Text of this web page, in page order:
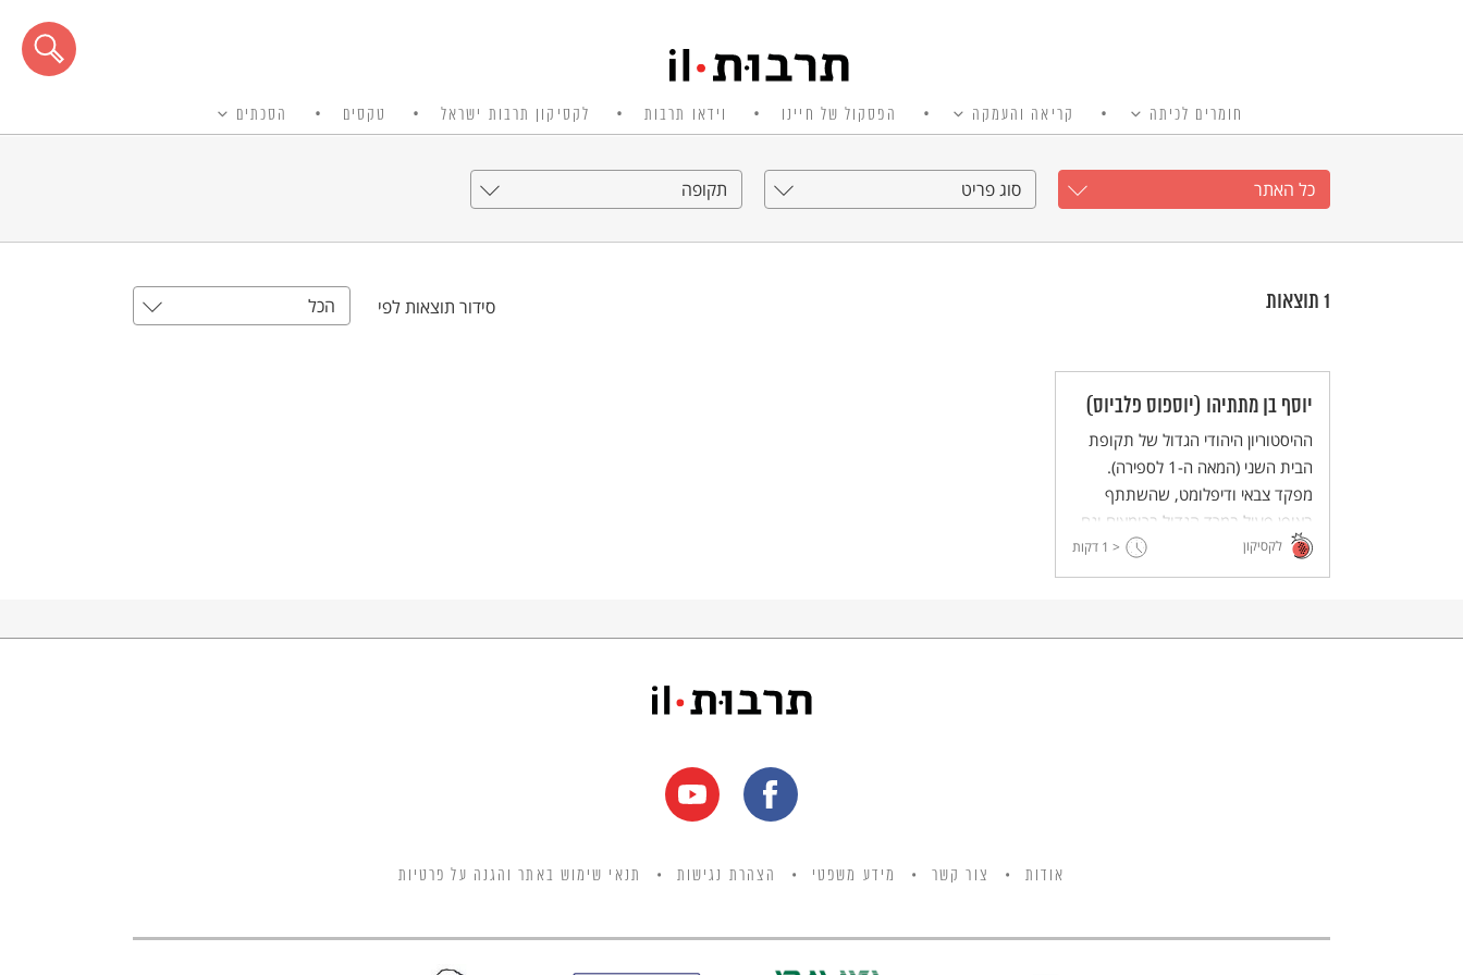
חומרים לכיתה קריאה והעמקה הפסקול של חיינו וידאו תרבות לקסיקון תרבות ישראל טקסים הסכתים
כל האתר סוג פריט תקופה
1 תוצאות סידור תוצאות לפי הכל
יוסף בן מתתיהו (יוספוס פלביוס)
ההיסטוריון היהודי הגדול של תקופת
הבית השני (המאה ה-1 לספירה).
מפקד צבאי ודיפלומט, שהשתתף
באופן פעיל במרד הגדול ברומאים וגם
תיעד אותו ואת החברה היהודית בת
זמנו בארץ ובסביבותיה.
לקסיקון < 1 דקות
אודות צור קשר מידע משפטי הצהרת נגישות תנאי שימוש באתר והגנה על פרטיות